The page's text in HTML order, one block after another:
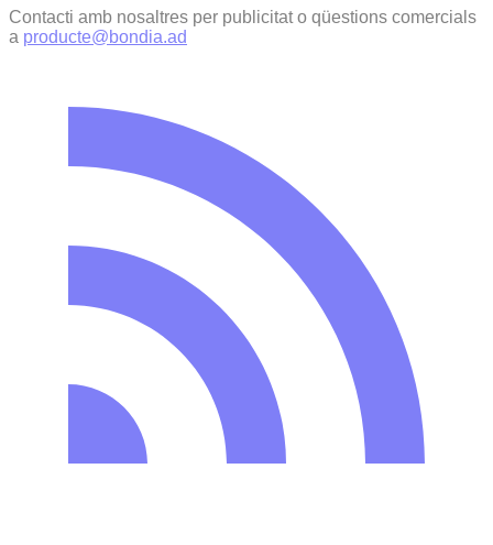
Contacti amb nosaltres per publicitat o qüestions comercials
a producte@bondia.ad